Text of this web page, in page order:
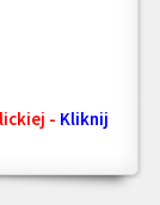
- Kliknij